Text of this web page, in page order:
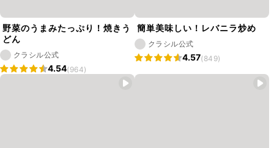
野菜のうまみたっぷり！焼きう
どん
クラシル公式
4.54(964)
簡単美味しい！レバニラ炒め
クラシル公式
4.57(849)